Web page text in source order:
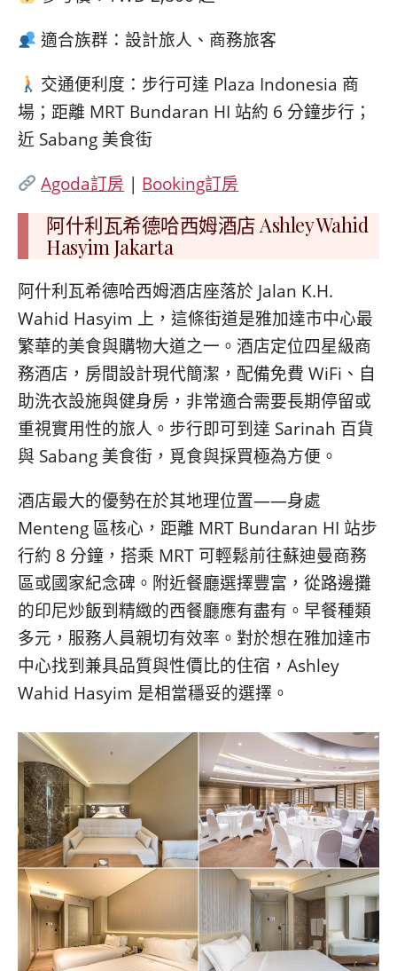
適合族群：設計旅人、商務旅客
交通便利度：步行可達 Plaza Indonesia 商
場；距離 MRT Bundaran HI 站約 6 分鐘步行；
近 Sabang 美食街
Agoda訂房 | Booking訂房
阿什利瓦希德哈西姆酒店 Ashley Wahid
Hasyim Jakarta
阿什利瓦希德哈西姆酒店座落於 Jalan K.H.
Wahid Hasyim 上，這條街道是雅加達市中心最
繁華的美食與購物大道之一。酒店定位四星級商
務酒店，房間設計現代簡潔，配備免費 WiFi、自
助洗衣設施與健身房，非常適合需要長期停留或
重視實用性的旅人。步行即可到達 Sarinah 百貨
與 Sabang 美食街，覓食與採買極為方便。
酒店最大的優勢在於其地理位置——身處
Menteng 區核心，距離 MRT Bundaran HI 站步
行約 8 分鐘，搭乘 MRT 可輕鬆前往蘇迪曼商務
區或國家紀念碑。附近餐廳選擇豐富，從路邊攤
的印尼炒飯到精緻的西餐廳應有盡有。早餐種類
多元，服務人員親切有效率。對於想在雅加達市
中心找到兼具品質與性價比的住宿，Ashley
Wahid Hasyim 是相當穩妥的選擇。